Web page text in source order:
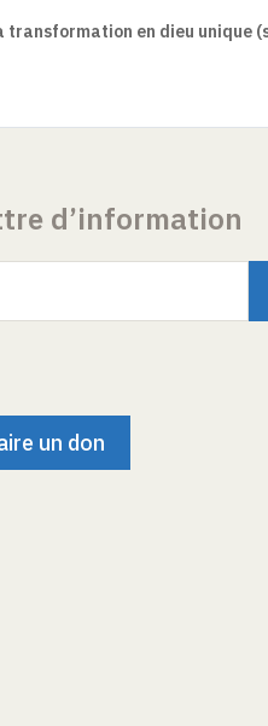
transformation en dieu unique
d’information
un don